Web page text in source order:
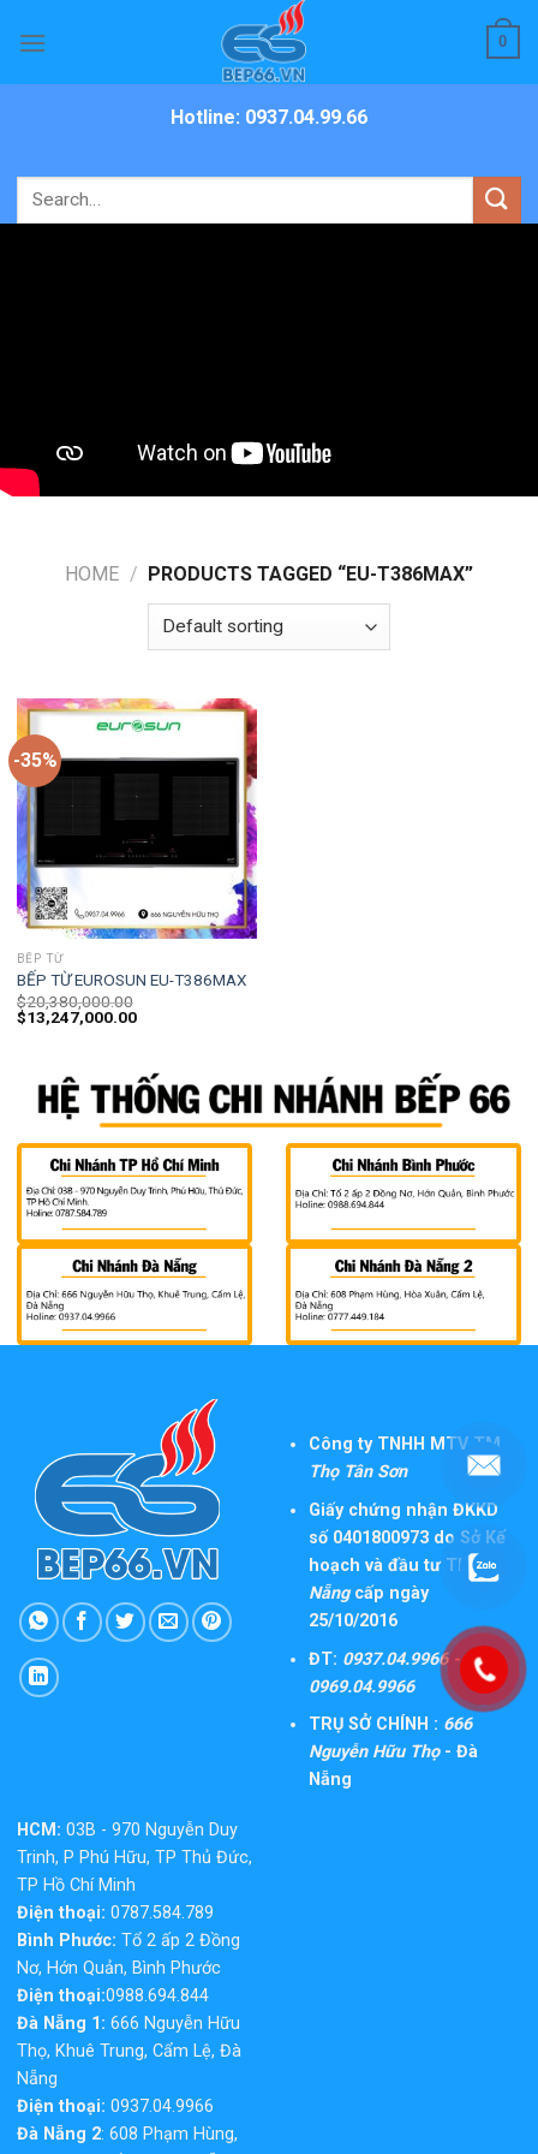
0
Hotline: 0937.04.99.66
Search
for:
HOME / PRODUCTS TAGGED “EU-T386MAX”
-35%
BẾP TỪ
BẾP TỪ EUROSUN EU-T386MAX
$20,380,000.00
$13,247,000.00
Công ty TNHH MTV TM
Thọ Tân Sơn
Giấy chứng nhận ĐKKD
số 0401800973 do Sở Kế
hoạch và đầu tư TPĐà
Nẵngcấp ngày
25/10/2016
ĐT: 0937.04.9966 -
0969.04.9966
TRỤ SỞ CHÍNH : 666
Nguyễn Hữu Thọ- Đà
Nẵng
HCM: 03B - 970 Nguyễn Duy
Trinh, P Phú Hữu, TP Thủ Đức,
TP Hồ Chí Minh
Điện thoại: 0787.584.789
Bình Phước: Tổ 2 ấp 2 Đồng
Nơ, Hớn Quản, Bình Phước
Điện thoại:0988.694.844
Đà Nẵng 1: 666 Nguyễn Hữu
Thọ, Khuê Trung, Cẩm Lệ, Đà
Nẵng
Điện thoại: 0937.04.9966
Đà Nẵng 2: 608 Phạm Hùng,